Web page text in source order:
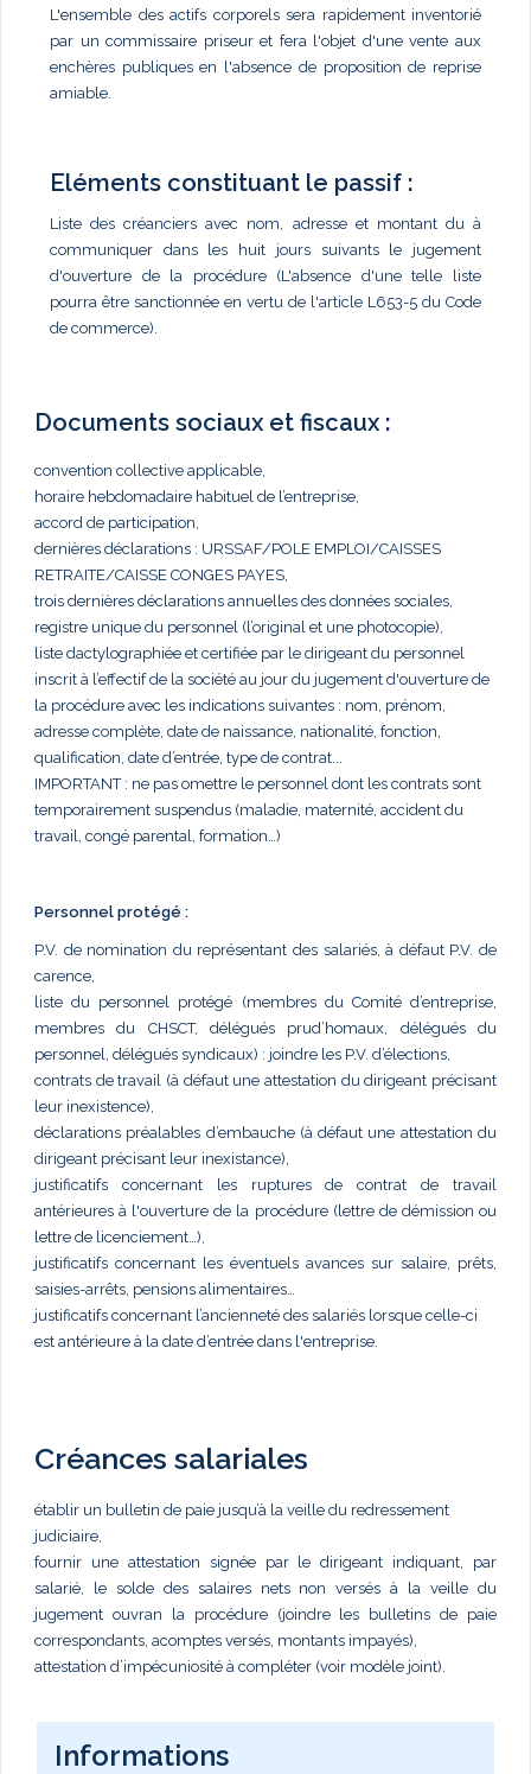
L'ensemble des actifs corporels sera rapidement inventorié
par un commissaire priseur et fera l'objet d'une vente aux
enchères publiques en l'absence de proposition de reprise
amiable.
Eléments constituant le passif :
Liste des créanciers avec nom, adresse et montant du à
communiquer dans les huit jours suivants le jugement
d'ouverture de la procédure (L'absence d'une telle liste
pourra être sanctionnée en vertu de l'article L653-5 du Code
de commerce).
Documents sociaux et fiscaux :
convention collective applicable,
horaire hebdomadaire habituel de l’entreprise,
accord de participation,
dernières déclarations : URSSAF/POLE EMPLOI/CAISSES
RETRAITE/CAISSE CONGES PAYES,
trois dernières déclarations annuelles des données sociales,
registre unique du personnel (l’original et une photocopie),
liste dactylographiée et certifiée par le dirigeant du personnel
inscrit à l’effectif de la société au jour du jugement d'ouverture de
la procédure avec les indications suivantes : nom, prénom,
adresse complète, date de naissance, nationalité, fonction,
qualification, date d’entrée, type de contrat...
IMPORTANT : ne pas omettre le personnel dont les contrats sont
temporairement suspendus (maladie, maternité, accident du
travail, congé parental, formation…)
Personnel protégé :
P.V. de nomination du représentant des salariés, à défaut P.V. de
carence,
liste du personnel protégé (membres du Comité d’entreprise,
membres du CHSCT, délégués prud’homaux, délégués du
personnel, délégués syndicaux) : joindre les P.V. d’élections,
contrats de travail (à défaut une attestation du dirigeant précisant
leur inexistence),
déclarations préalables d’embauche (à défaut une attestation du
dirigeant précisant leur inexistance),
justificatifs concernant les ruptures de contrat de travail
antérieures à l'ouverture de la procédure (lettre de démission ou
lettre de licenciement…),
justificatifs concernant les éventuels avances sur salaire, prêts,
saisies-arrêts, pensions alimentaires…
justificatifs concernant l’ancienneté des salariés lorsque celle-ci
est antérieure à la date d’entrée dans l'entreprise.
Créances salariales
établir un bulletin de paie jusqu’à la veille du redressement
judiciaire,
fournir une attestation signée par le dirigeant indiquant, par
salarié, le solde des salaires nets non versés à la veille du
jugement ouvran la procédure (joindre les bulletins de paie
correspondants, acomptes versés, montants impayés),
attestation d’impécuniosité à compléter (voir modèle joint).
Informations